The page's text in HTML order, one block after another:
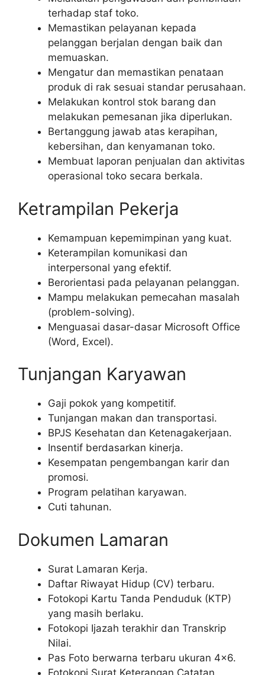
terhadap staf toko.
Memastikan pelayanan kepada
pelanggan berjalan dengan baik dan
memuaskan.
Mengatur dan memastikan penataan
produk di rak sesuai standar perusahaan.
Melakukan kontrol stok barang dan
melakukan pemesanan jika diperlukan.
Bertanggung jawab atas kerapihan,
kebersihan, dan kenyamanan toko.
Membuat laporan penjualan dan aktivitas
operasional toko secara berkala.
Ketrampilan Pekerja
Kemampuan kepemimpinan yang kuat.
Keterampilan komunikasi dan
interpersonal yang efektif.
Berorientasi pada pelayanan pelanggan.
Mampu melakukan pemecahan masalah
(problem-solving).
Menguasai dasar-dasar Microsoft Office
(Word, Excel).
Tunjangan Karyawan
Gaji pokok yang kompetitif.
Tunjangan makan dan transportasi.
BPJS Kesehatan dan Ketenagakerjaan.
Insentif berdasarkan kinerja.
Kesempatan pengembangan karir dan
promosi.
Program pelatihan karyawan.
Cuti tahunan.
Dokumen Lamaran
Surat Lamaran Kerja.
Daftar Riwayat Hidup (CV) terbaru.
Fotokopi Kartu Tanda Penduduk (KTP)
yang masih berlaku.
Fotokopi Ijazah terakhir dan Transkrip
Nilai.
Pas Foto berwarna terbaru ukuran 4×6.
Fotokopi Surat Keterangan Catatan